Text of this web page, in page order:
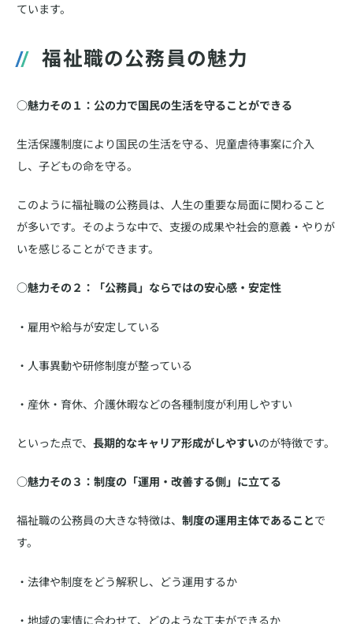
ています。
福祉職の公務員の魅力
○魅力その１：公の力で国民の生活を守ることができる
生活保護制度により国民の生活を守る、児童虐待事案に介入
し、子どもの命を守る。
このように福祉職の公務員は、人生の重要な局面に関わること
が多いです。そのような中で、支援の成果や社会的意義・やりが
いを感じることができます。
○魅力その２：「公務員」ならではの安心感・安定性
・雇用や給与が安定している
・人事異動や研修制度が整っている
・産休・育休、介護休暇などの各種制度が利用しやすい
といった点で、長期的なキャリア形成がしやすいのが特徴です。
○魅力その３：制度の「運用・改善する側」に立てる
福祉職の公務員の大きな特徴は、制度の運用主体であることで
す。
・法律や制度をどう解釈し、どう運用するか
・地域の実情に合わせて、どのような工夫ができるか